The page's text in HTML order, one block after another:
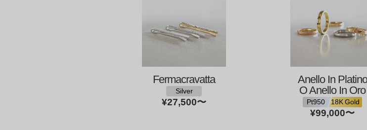
Fermacravatta
Silver
¥27,500〜
Anello In Platino
O Anello In Oro
Pt950 18K Gold
¥99,000〜